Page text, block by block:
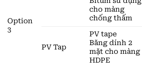
Option
3
cho màng
chống thấm
PV Tap
PV tape
Băng dính 2
mặt cho màng
HDPE